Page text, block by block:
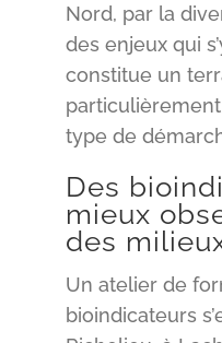
Nord, par la
des enjeux qui
constitue un
type de
Des
mieux
des
Un atelier de
bioindicateurs